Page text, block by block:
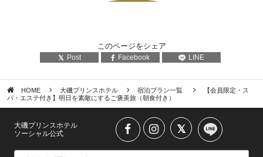
このページをシェア
Post Facebook LINE
HOME 大磯プリンスホテル 宿泊プラン一覧
【会員限定・ス
パ・エステ付き】明日を素敵にするご褒美旅（朝食付き）
大磯プリンスホテル
ソーシャル公式